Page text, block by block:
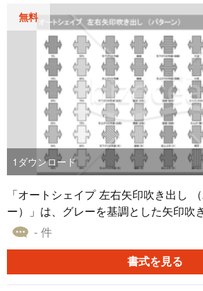
無料
1 ダウンロード
「オートシェイプ 左右矢印吹き出し
ー）」は、グレーを基調とした矢印吹
ートシェイプコレクションです。この
ン」に特化した多彩なデザインを提
ック、波紋、モザイクといった様々な
- 件
書式を見る